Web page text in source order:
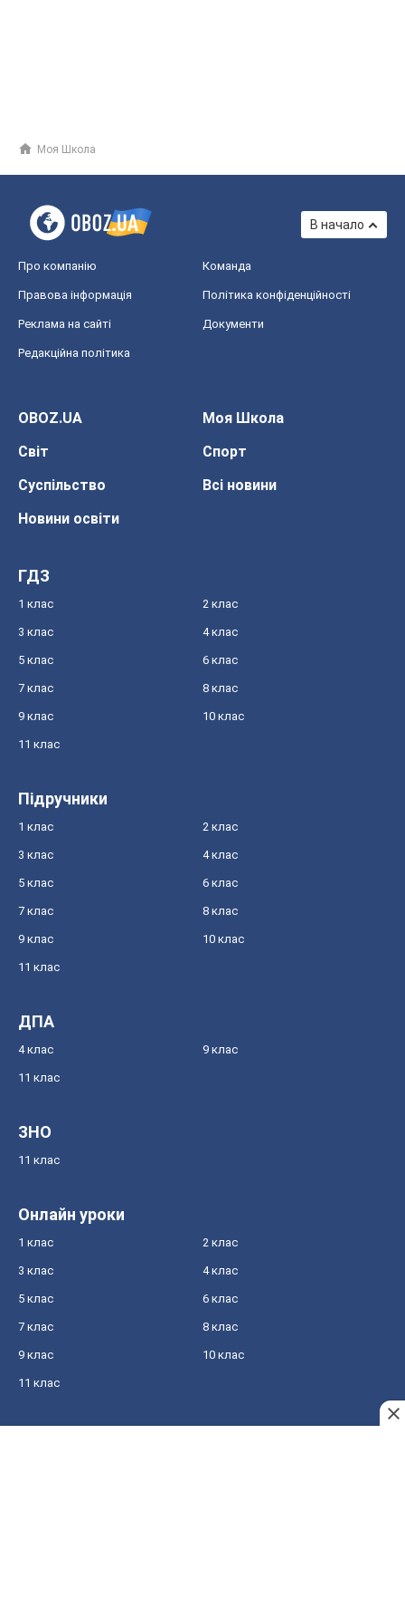
Моя Школа
В начало
Про компанію Команда
Правова інформація Політика конфіденційності
Реклама на сайті Документи
Редакційна політика
OBOZ.UA
Моя Школа
Світ
Спорт
Суспільство
Всі новини
Новини освіти
ГДЗ
1 клас 2 клас
3 клас 4 клас
5 клас 6 клас
7 клас 8 клас
9 клас 10 клас
11 клас
Підручники
1 клас 2 клас
3 клас 4 клас
5 клас 6 клас
7 клас 8 клас
9 клас 10 клас
11 клас
ДПА
4 клас 9 клас
11 клас
ЗНО
11 клас
Онлайн уроки
1 клас 2 клас
3 клас 4 клас
5 клас 6 клас
7 клас 8 клас
9 клас 10 клас
11 клас